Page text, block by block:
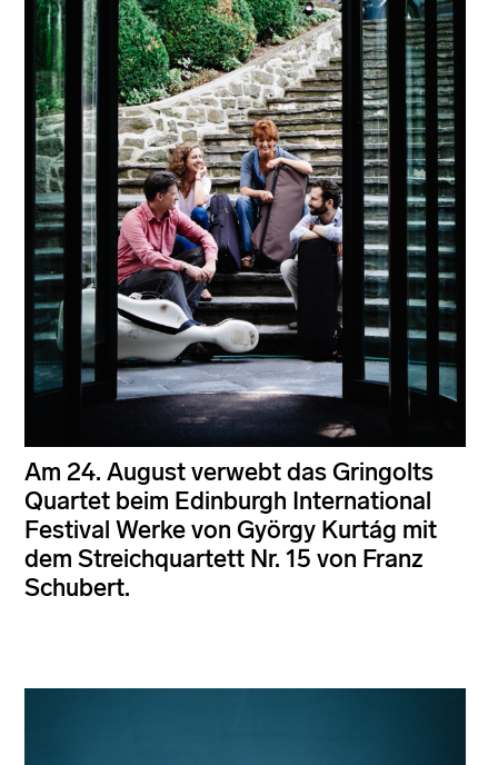
Am 24. August verwebt das Gringolts
Quartet beim Edinburgh International
Festival Werke von György Kurtág mit
dem Streichquartett Nr. 15 von Franz
Schubert.